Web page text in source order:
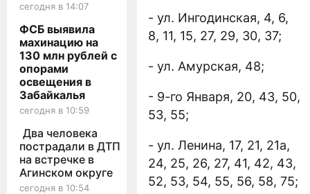
сегодня в 14:07
ФСБ выявила
махинацию на
130 млн рублей с
опорами
освещения в
Забайкалья
сегодня в 10:59
Два человека
пострадали в ДТП
на встречке в
Агинском округе
сегодня в 10:54
- ул. Ингодинская, 4, 6,
8, 11, 15, 27, 29, 30, 37;
- ул. Амурская, 48;
- 9-го Января, 20, 43, 50,
53, 55;
- ул. Ленина, 17, 21, 21а,
24, 25, 26, 27, 41, 42, 43,
52, 53, 54, 55, 56, 58, 75;